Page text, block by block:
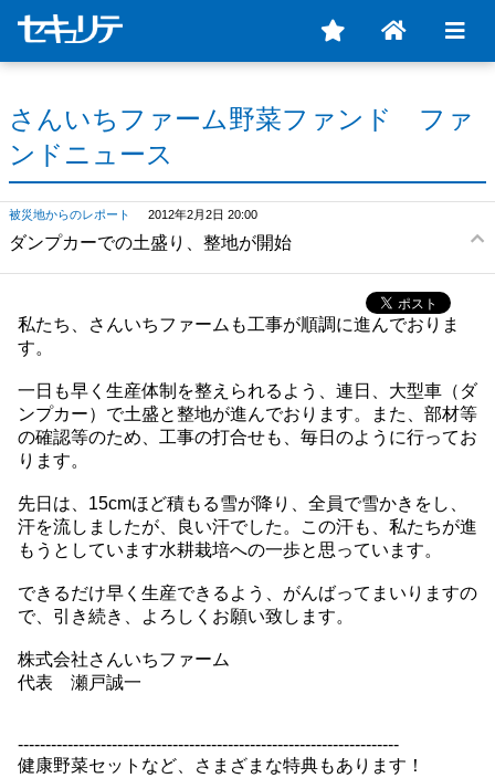
さんいちファーム野菜ファンド ファ
ンドニュース
被災地からのレポート 2012年2月2日 20:00
ダンプカーでの土盛り、整地が開始
私たち、さんいちファームも工事が順調に進んでおりま
す。
一日も早く生産体制を整えられるよう、連日、大型車（ダ
ンプカー）で土盛と整地が進んでおります。また、部材等
の確認等のため、工事の打合せも、毎日のように行ってお
ります。
先日は、15cmほど積もる雪が降り、全員で雪かきをし、
汗を流しましたが、良い汗でした。この汗も、私たちが進
もうとしています水耕栽培への一歩と思っています。
できるだけ早く生産できるよう、がんばってまいりますの
で、引き続き、よろしくお願い致します。
株式会社さんいちファーム
代表 瀬戸誠一
---------------------------------------------------------------------
健康野菜セットなど、さまざまな特典もあります！